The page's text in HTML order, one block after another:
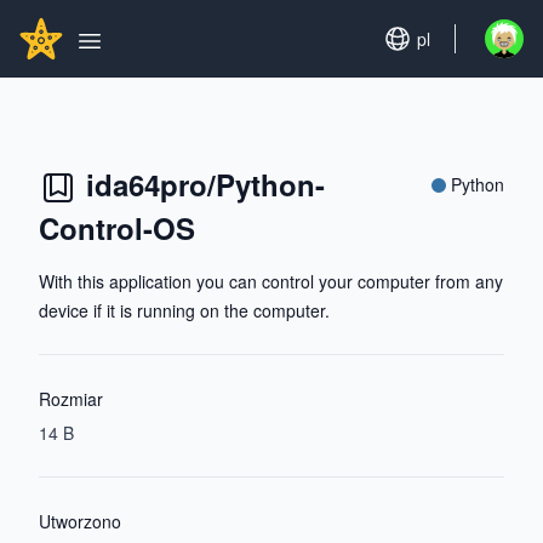
GITHUBSTAR
Open main menu
Set language
pl Open
ida64pro/Python-
Control-OS
Python
With this application you can control your computer from any
device if it is running on the computer.
Rozmiar
14 B
Utworzono